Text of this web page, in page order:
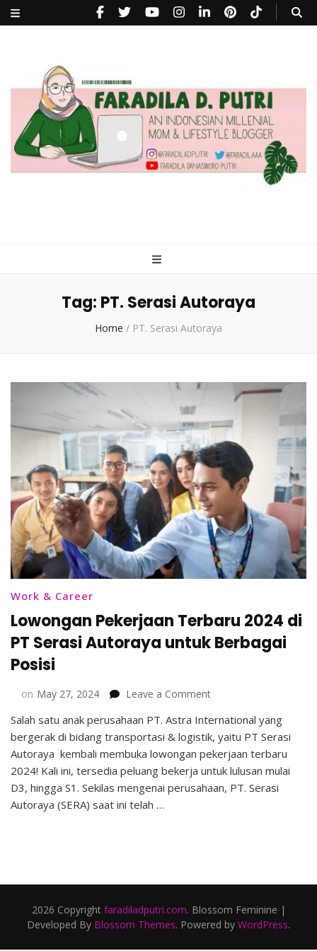
Tag: PT. Serasi Autoraya
Home / PT. Serasi Autoraya
Work & Career
Lowongan Pekerjaan Terbaru 2024 di
PT Serasi Autoraya untuk Berbagai
Posisi
on May 27, 2024 Leave a Commenton
Pekerjaan
Terbaru
2024
di
Serasi
Salah satu anak perusahaan PT. Astra International yang
bergerak di bidang transportasi & logistik, yaitu PT Serasi
Autoraya kembali membuka lowongan pekerjaan terbaru
2024! Kali ini, tersedia peluang bekerja untuk lulusan mulai
D3, hingga S1. Sekilas mengenai perusahaan, PT. Serasi
Autoraya (SERA) saat ini telah …
2026 Copyright faradiladputri.com. Blossom Feminine |
Developed By Blossom Themes. Powered by WordPress.